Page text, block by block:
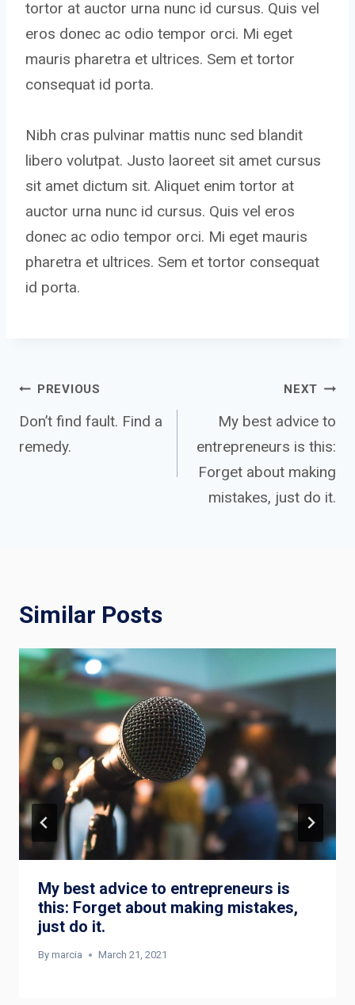
tortor at auctor urna nunc id cursus. Quis vel
eros donec ac odio tempor orci. Mi eget
mauris pharetra et ultrices. Sem et tortor
consequat id porta.
Nibh cras pulvinar mattis nunc sed blandit
libero volutpat. Justo laoreet sit amet cursus
sit amet dictum sit. Aliquet enim tortor at
auctor urna nunc id cursus. Quis vel eros
donec ac odio tempor orci. Mi eget mauris
pharetra et ultrices. Sem et tortor consequat
id porta.
Post
navigation
PREVIOUS
Don’t find fault. Find a
remedy.
NEXT
My best advice to
entrepreneurs is this:
Forget about making
mistakes, just do it.
Similar Posts
My best advice to entrepreneurs is
this: Forget about making mistakes,
just do it.
By marcia March 21, 2021